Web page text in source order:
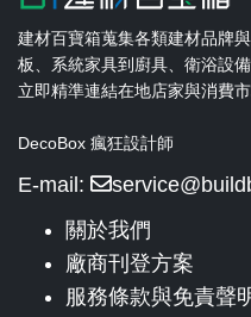
建材百寶箱蒐集各類建材品牌
板、系統家具到廚具、衛浴設
立即精準連結在地店家與消費市
DecoBox 瘋狂設計師
E-mail:
關於我們
廠商刊登方案
服務條款與免責聲